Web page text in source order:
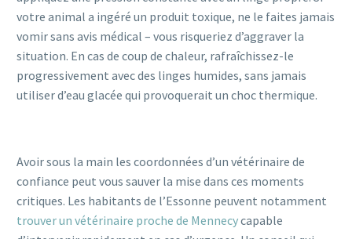
votre animal a ingéré un produit toxique, ne le faites jamais
vomir sans avis médical – vous risqueriez d’aggraver la
situation. En cas de coup de chaleur, rafraîchissez-le
progressivement avec des linges humides, sans jamais
utiliser d’eau glacée qui provoquerait un choc thermique.
Avoir sous la main les coordonnées d’un vétérinaire de
confiance peut vous sauver la mise dans ces moments
critiques. Les habitants de l’Essonne peuvent notamment
trouver un vétérinaire proche de Mennecycapable